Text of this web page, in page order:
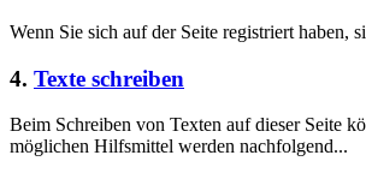
Wenn Sie sich auf der Seite registriert haben,
4. Texte schreiben
Beim Schreiben von Texten auf dieser Seite
möglichen Hilfsmittel werden nachfolgend...